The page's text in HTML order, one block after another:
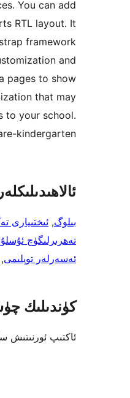
You can add
RTL layout. It
framework
and
pages to show
that may
to your school.
kindergarten/
ئالاھىدىلىكلەر
بىلوگ, ئىختىيارى
تەھرىرلىگۈچ
ئەسەرلەر توپلىمى,
كۈندىلىك
ئاكتىپ ئورنىتىش